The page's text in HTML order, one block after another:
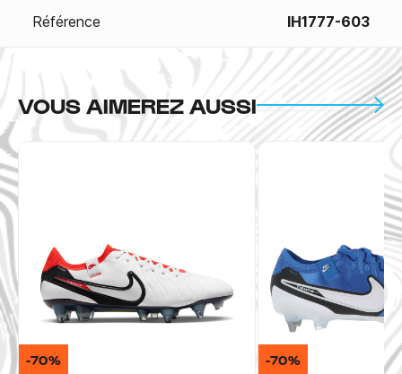
Référence IH1777-603
VOUS AIMEREZ AUSSI
-70% -70%